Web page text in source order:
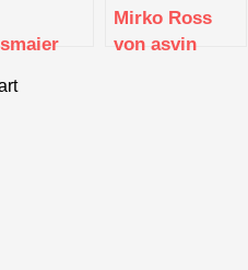
Mirko Ross
von asvin